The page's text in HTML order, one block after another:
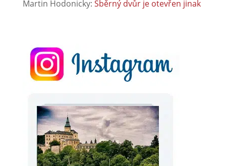
Martin Hodonicky: Sběrný dvůr je otevřen jinak